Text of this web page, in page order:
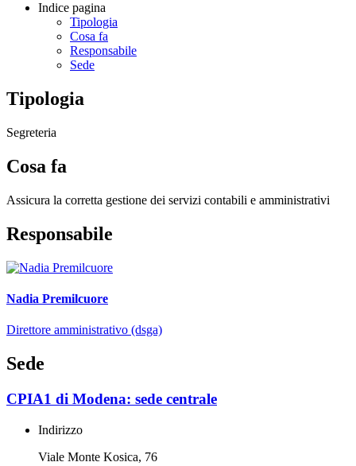
Indice pagina
Tipologia
Cosa fa
Responsabile
Sede
Tipologia
Segreteria
Cosa fa
Assicura la corretta gestione dei servizi contabili e amministrativi
Responsabile
Nadia Premilcuore
Direttore amministrativo (dsga)
Sede
CPIA1 di Modena: sede centrale
Indirizzo
Viale Monte Kosica, 76